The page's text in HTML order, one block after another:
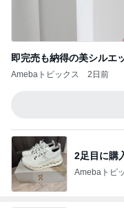
即完売も納得の美シルエ
Amebaトピックス 2日前
2足目に購
Amebaトピ